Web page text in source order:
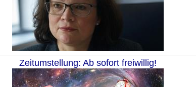
Zeitumstellung: Ab sofort freiwillig!